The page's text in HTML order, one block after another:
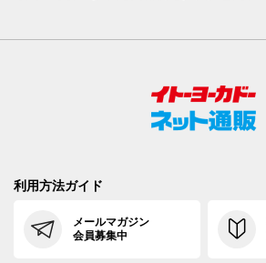
利用方法ガイド
メールマガジン
会員募集中